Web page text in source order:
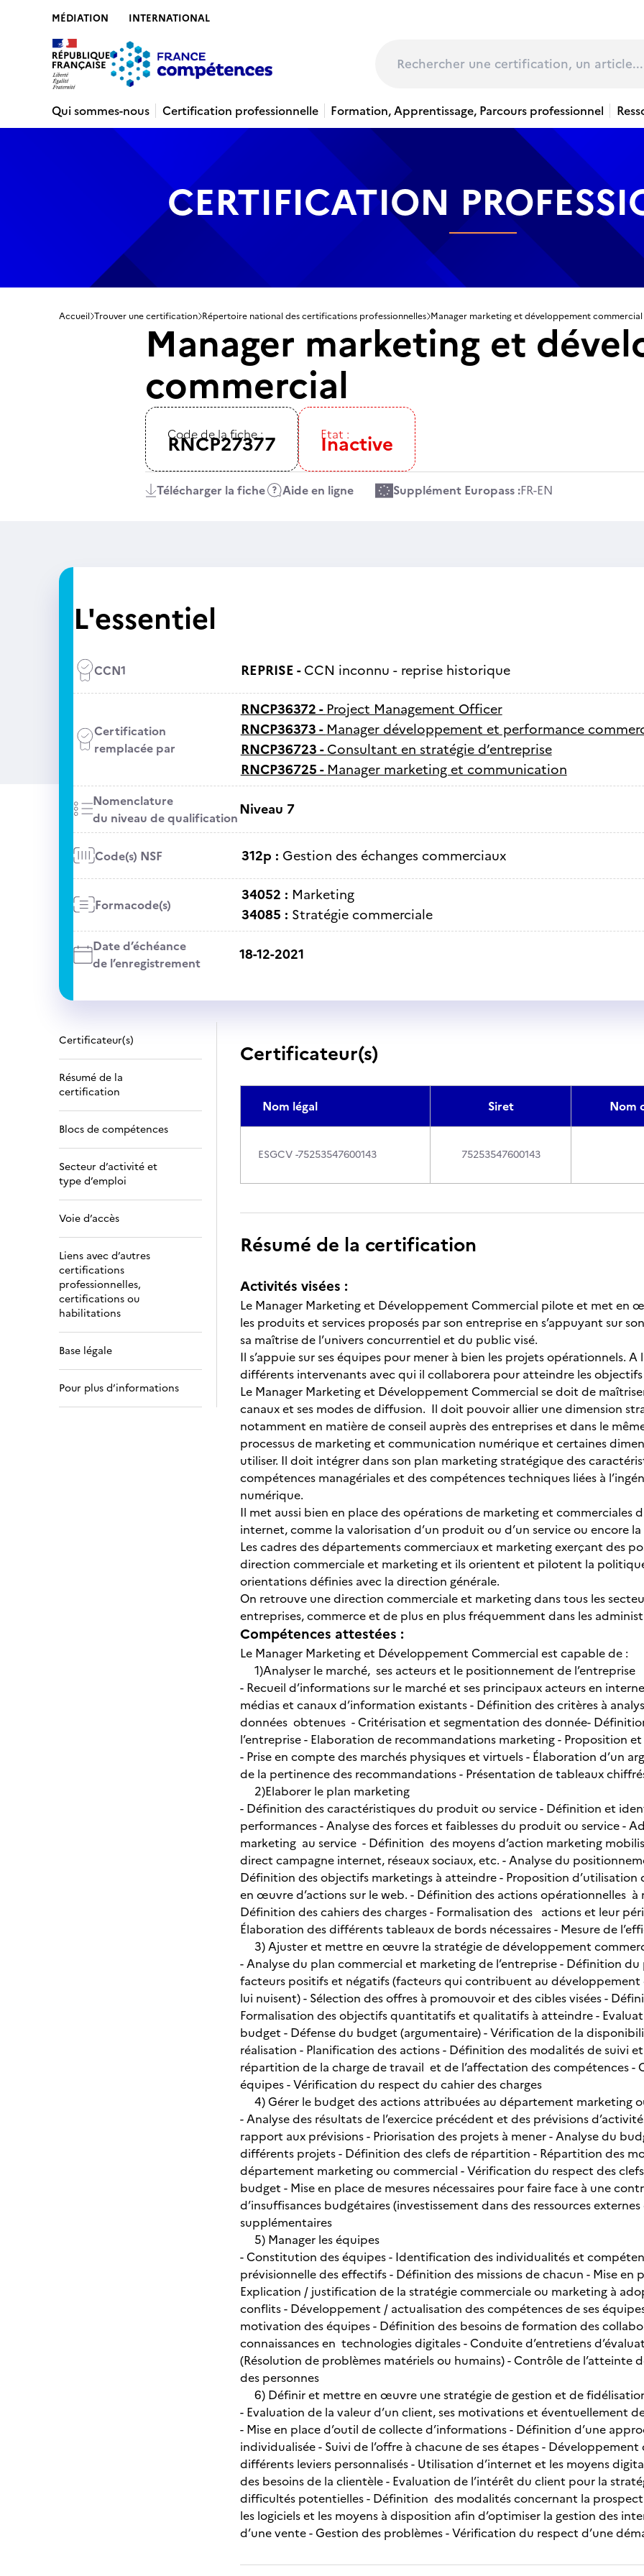
MÉDIATION INTERNATIONAL
Qui sommes-nous Certification professionnelle Formation, Apprentissage, Parcours professionnel
CERTIFICATION
Accueil Trouver une certification Répertoire national des certifications professionnelles Manager marketing et développement commercial
Manager marketing et
commercial
Code de la fiche :
RNCP27377 Etat :
Inactive
Télécharger la fiche Aide en ligne Supplément Europass :FR-EN
L'essentiel
CCN1 REPRISE -CCN inconnu - reprise historique
Certification
remplacée par
RNCP36372 - Project Management Officer
RNCP36373 - Manager développement et performance
RNCP36723 -Consultant en stratégie d’entreprise
RNCP36725 - Manager marketing et communication
Nomenclature
du niveau de qualificationNiveau 7
Code(s) NSF 312p : Gestion des échanges commerciaux
Formacode(s)
34052 : Marketing
34085 : Stratégie commerciale
Date d’échéance
de l’enregistrement
18-12-2021
Certificateur(s)
Résumé de la
certification
Blocs de compétences
Secteur d’activité et
type d’emploi
Voie d’accès
Liens avec d’autres
certifications
professionnelles,
certifications ou
habilitations
Base légale
Pour plus d’informations
Certificateur(s)
Nom légal Siret Nom
ESGCV -75253547600143 75253547600143
Résumé de la certification
Activités visées :
Le Manager Marketing et Développement Commercial pilote et met en
les produits et services proposés par son entreprise en s’appuyant sur
sa maîtrise de l’univers concurrentiel et du public visé.
Il s’appuie sur ses équipes pour mener à bien les projets opérationnels.
différents intervenants avec qui il collaborera pour atteindre les
Le Manager Marketing et Développement Commercial se doit de
canaux et ses modes de diffusion. Il doit pouvoir allier une dimension
notamment en matière de conseil auprès des entreprises et dans le
processus de marketing et communication numérique et certaines
utiliser. Il doit intégrer dans son plan marketing stratégique des
compétences managériales et des compétences techniques liées à
numérique.
Il met aussi bien en place des opérations de marketing et commerciales
internet, comme la valorisation d’un produit ou d’un service ou encore
Les cadres des départements commerciaux et marketing exerçant des
direction commerciale et marketing et ils orientent et pilotent la
orientations définies avec la direction générale.
On retrouve une direction commerciale et marketing dans tous les
entreprises, commerce et de plus en plus fréquemment dans les
Compétences attestées :
Le Manager Marketing et Développement Commercial est capable de :
1)Analyser le marché, ses acteurs et le positionnement de l’entreprise
- Recueil d’informations sur le marché et ses principaux acteurs en
médias et canaux d’information existants - Définition des critères à
données obtenues - Critérisation et segmentation des donnée-
l’entreprise - Elaboration de recommandations marketing -
- Prise en compte des marchés physiques et virtuels - Élaboration d’un
de la pertinence des recommandations - Présentation de tableaux
2)Elaborer le plan marketing
- Définition des caractéristiques du produit ou service - Définition et
performances - Analyse des forces et faiblesses du produit ou service -
marketing au service - Définition des moyens d’action marketing
direct campagne internet, réseaux sociaux, etc. - Analyse du
Définition des objectifs marketings à atteindre - Proposition
en œuvre d’actions sur le web. - Définition des actions opérationnelles à
Définition des cahiers des charges - Formalisation des actions et leur
Élaboration des différents tableaux de bords nécessaires - Mesure de
3) Ajuster et mettre en œuvre la stratégie de développement
- Analyse du plan commercial et marketing de l’entreprise - Définition
facteurs positifs et négatifs (facteurs qui contribuent au
lui nuisent) - Sélection des offres à promouvoir et des cibles visées -
Formalisation des objectifs quantitatifs et qualitatifs à atteindre -
budget - Défense du budget (argumentaire) - Vérification de la
réalisation - Planification des actions - Définition des modalités de suivi
répartition de la charge de travail et de l’affectation des compétences -
équipes - Vérification du respect du cahier des charges
4) Gérer le budget des actions attribuées au département marketing
- Analyse des résultats de l’exercice précédent et des prévisions
rapport aux prévisions - Priorisation des projets à mener - Analyse du
différents projets - Définition des clefs de répartition - Répartition des
département marketing ou commercial - Vérification du respect des
budget - Mise en place de mesures nécessaires pour faire face à une
d’insuffisances budgétaires (investissement dans des ressources
supplémentaires
5) Manager les équipes
- Constitution des équipes - Identification des individualités et
prévisionnelle des effectifs - Définition des missions de chacun - Mise en
Explication / justification de la stratégie commerciale ou marketing à
conflits - Développement / actualisation des compétences de ses
motivation des équipes - Définition des besoins de formation des
connaissances en technologies digitales - Conduite d’entretiens
(Résolution de problèmes matériels ou humains) - Contrôle de l’atteinte
des personnes
6) Définir et mettre en œuvre une stratégie de gestion et de
- Evaluation de la valeur d’un client, ses motivations et éventuellement
- Mise en place d’outil de collecte d’informations - Définition d’une
individualisée - Suivi de l’offre à chacune de ses étapes -
différents leviers personnalisés - Utilisation d’internet et les moyens
des besoins de la clientèle - Evaluation de l’intérêt du client pour la
difficultés potentielles - Définition des modalités concernant la
les logiciels et les moyens à disposition afin d’optimiser la gestion des
d’une vente - Gestion des problèmes - Vérification du respect d’une